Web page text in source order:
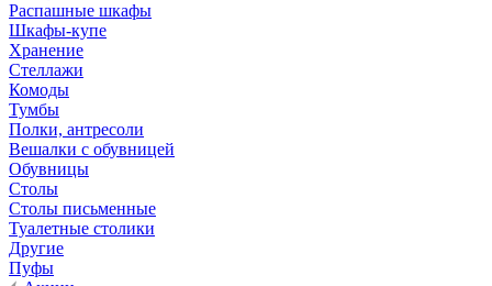
Распашные шкафы
Шкафы-купе
Хранение
Стеллажи
Комоды
Тумбы
Полки, антресоли
Вешалки с обувницей
Обувницы
Столы
Столы письменные
Туалетные столики
Другие
Пуфы